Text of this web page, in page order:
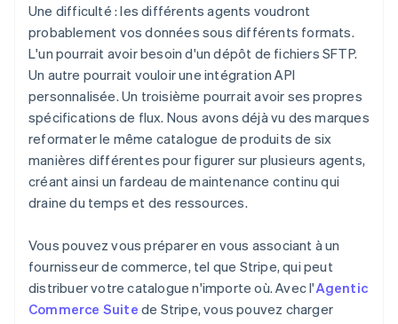
Une difficulté : les différents agents voudront
probablement vos données sous différents formats.
L'un pourrait avoir besoin d'un dépôt de fichiers SFTP.
Un autre pourrait vouloir une intégration API
personnalisée. Un troisième pourrait avoir ses propres
spécifications de flux. Nous avons déjà vu des marques
reformater le même catalogue de produits de six
manières différentes pour figurer sur plusieurs agents,
créant ainsi un fardeau de maintenance continu qui
draine du temps et des ressources.
Vous pouvez vous préparer en vous associant à un
fournisseur de commerce, tel que Stripe, qui peut
distribuer votre catalogue n'importe où. Avec l'Agentic
Commerce Suite de Stripe, vous pouvez charger